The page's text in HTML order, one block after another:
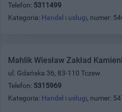
Telefon: 5311499
Kategoria: Handel i usługi, numer:
Mahlik Wiesław Zakład
ul. Gdańska 36, 83-110 Tczew
Telefon: 5315969
Kategoria: Handel i usługi, numer: